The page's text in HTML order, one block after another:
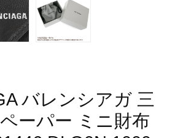
バレンシアガ 三
ーパー ミニ財布